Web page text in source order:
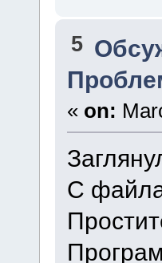
5
« on:
С